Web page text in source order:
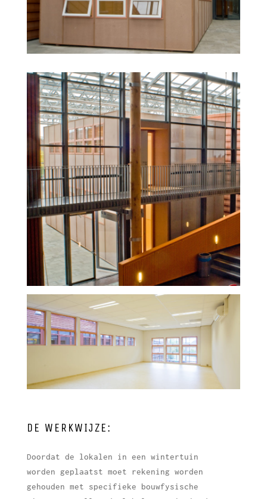
DE WERKWIJZE:
Doordat de lokalen in een wintertuin
worden geplaatst moet rekening worden
gehouden met specifieke bouwfysische